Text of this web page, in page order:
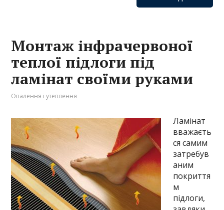
Монтаж інфрачервоної
теплої підлоги під
ламінат своїми руками
Опалення і утеплення
Ламінат
вважаєть
ся самим
затребув
аним
покриття
м
підлоги,